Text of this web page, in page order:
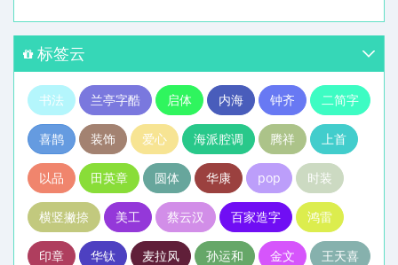
标签云
书法 兰亭字酷 启体 内海 钟齐 二简字
喜鹊 装饰 爱心 海派腔调 腾祥 上首
以品 田英章 圆体 华康 pop 时装
横竖撇捺 美工 蔡云汉 百家造字 鸿雷
印章 华钛 麦拉风 孙运和 金文 王天喜